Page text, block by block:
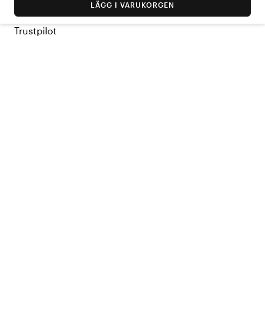
LÄGG I VARUKORGEN
Trustpilot